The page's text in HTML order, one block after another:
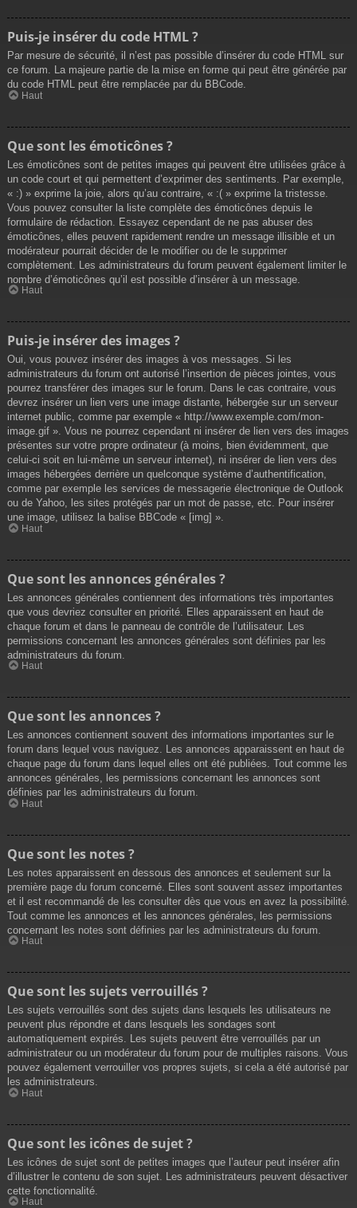
Puis-je insérer du code HTML ?
Par mesure de sécurité, il n’est pas possible d’insérer du code HTML sur
ce forum. La majeure partie de la mise en forme qui peut être générée par
du code HTML peut être remplacée par du BBCode.
Haut
Que sont les émoticônes ?
Les émoticônes sont de petites images qui peuvent être utilisées grâce à
un code court et qui permettent d’exprimer des sentiments. Par exemple,
« :) » exprime la joie, alors qu’au contraire, « :( » exprime la tristesse.
Vous pouvez consulter la liste complète des émoticônes depuis le
formulaire de rédaction. Essayez cependant de ne pas abuser des
émoticônes, elles peuvent rapidement rendre un message illisible et un
modérateur pourrait décider de le modifier ou de le supprimer
complètement. Les administrateurs du forum peuvent également limiter le
nombre d’émoticônes qu’il est possible d’insérer à un message.
Haut
Puis-je insérer des images ?
Oui, vous pouvez insérer des images à vos messages. Si les
administrateurs du forum ont autorisé l’insertion de pièces jointes, vous
pourrez transférer des images sur le forum. Dans le cas contraire, vous
devrez insérer un lien vers une image distante, hébergée sur un serveur
internet public, comme par exemple « http://www.exemple.com/mon-
image.gif ». Vous ne pourrez cependant ni insérer de lien vers des images
présentes sur votre propre ordinateur (à moins, bien évidemment, que
celui-ci soit en lui-même un serveur internet), ni insérer de lien vers des
images hébergées derrière un quelconque système d’authentification,
comme par exemple les services de messagerie électronique de Outlook
ou de Yahoo, les sites protégés par un mot de passe, etc. Pour insérer
une image, utilisez la balise BBCode « [img] ».
Haut
Que sont les annonces générales ?
Les annonces générales contiennent des informations très importantes
que vous devriez consulter en priorité. Elles apparaissent en haut de
chaque forum et dans le panneau de contrôle de l’utilisateur. Les
permissions concernant les annonces générales sont définies par les
administrateurs du forum.
Haut
Que sont les annonces ?
Les annonces contiennent souvent des informations importantes sur le
forum dans lequel vous naviguez. Les annonces apparaissent en haut de
chaque page du forum dans lequel elles ont été publiées. Tout comme les
annonces générales, les permissions concernant les annonces sont
définies par les administrateurs du forum.
Haut
Que sont les notes ?
Les notes apparaissent en dessous des annonces et seulement sur la
première page du forum concerné. Elles sont souvent assez importantes
et il est recommandé de les consulter dès que vous en avez la possibilité.
Tout comme les annonces et les annonces générales, les permissions
concernant les notes sont définies par les administrateurs du forum.
Haut
Que sont les sujets verrouillés ?
Les sujets verrouillés sont des sujets dans lesquels les utilisateurs ne
peuvent plus répondre et dans lesquels les sondages sont
automatiquement expirés. Les sujets peuvent être verrouillés par un
administrateur ou un modérateur du forum pour de multiples raisons. Vous
pouvez également verrouiller vos propres sujets, si cela a été autorisé par
les administrateurs.
Haut
Que sont les icônes de sujet ?
Les icônes de sujet sont de petites images que l’auteur peut insérer afin
d’illustrer le contenu de son sujet. Les administrateurs peuvent désactiver
cette fonctionnalité.
Haut